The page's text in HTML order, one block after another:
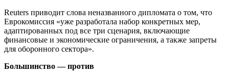
Reuters приводит слова неназванного дипломата о том, что
Еврокомиссия «уже разработала набор конкретных мер,
адаптированных под все три сценария, включающие
финансовые и экономические ограничения, а также запреты
для оборонного сектора».
Большинство — против